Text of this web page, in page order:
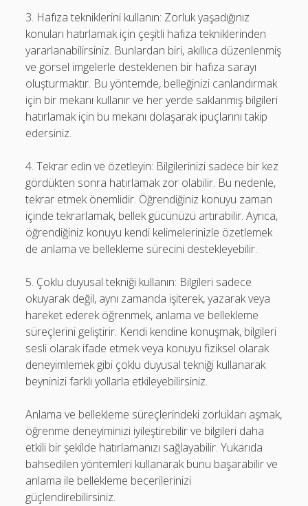
3. Hafıza tekniklerini kullanın: Zorluk yaşadığınız
konuları hatırlamak için çeşitli hafıza tekniklerinden
yararlanabilirsiniz. Bunlardan biri, akıllıca düzenlenmiş
ve görsel imgelerle desteklenen bir hafıza sarayı
oluşturmaktır. Bu yöntemde, belleğinizi canlandırmak
için bir mekanı kullanır ve her yerde saklanmış bilgileri
hatırlamak için bu mekanı dolaşarak ipuçlarını takip
edersiniz.
4. Tekrar edin ve özetleyin: Bilgilerinizi sadece bir kez
gördükten sonra hatırlamak zor olabilir. Bu nedenle,
tekrar etmek önemlidir. Öğrendiğiniz konuyu zaman
içinde tekrarlamak, bellek gücünüzü artırabilir. Ayrıca,
öğrendiğiniz konuyu kendi kelimelerinizle özetlemek
de anlama ve bellekleme sürecini destekleyebilir.
5. Çoklu duyusal tekniği kullanın: Bilgileri sadece
okuyarak değil, aynı zamanda işiterek, yazarak veya
hareket ederek öğrenmek, anlama ve bellekleme
süreçlerini geliştirir. Kendi kendine konuşmak, bilgileri
sesli olarak ifade etmek veya konuyu fiziksel olarak
deneyimlemek gibi çoklu duyusal tekniği kullanarak
beyninizi farklı yollarla etkileyebilirsiniz.
Anlama ve bellekleme süreçlerindeki zorlukları aşmak,
öğrenme deneyiminizi iyileştirebilir ve bilgileri daha
etkili bir şekilde hatırlamanızı sağlayabilir. Yukarıda
bahsedilen yöntemleri kullanarak bunu başarabilir ve
anlama ile bellekleme becerilerinizi
güçlendirebilirsiniz.